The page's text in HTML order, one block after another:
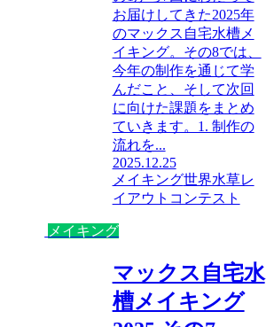
お届けしてきた2025年
のマックス自宅水槽メ
イキング。その8では、
今年の制作を通じて学
んだこと、そして次回
に向けた課題をまとめ
ていきます。1. 制作の
流れを...
2025.12.25
メイキング世界水草レ
イアウトコンテスト
メイキング
マックス自宅水
槽メイキング